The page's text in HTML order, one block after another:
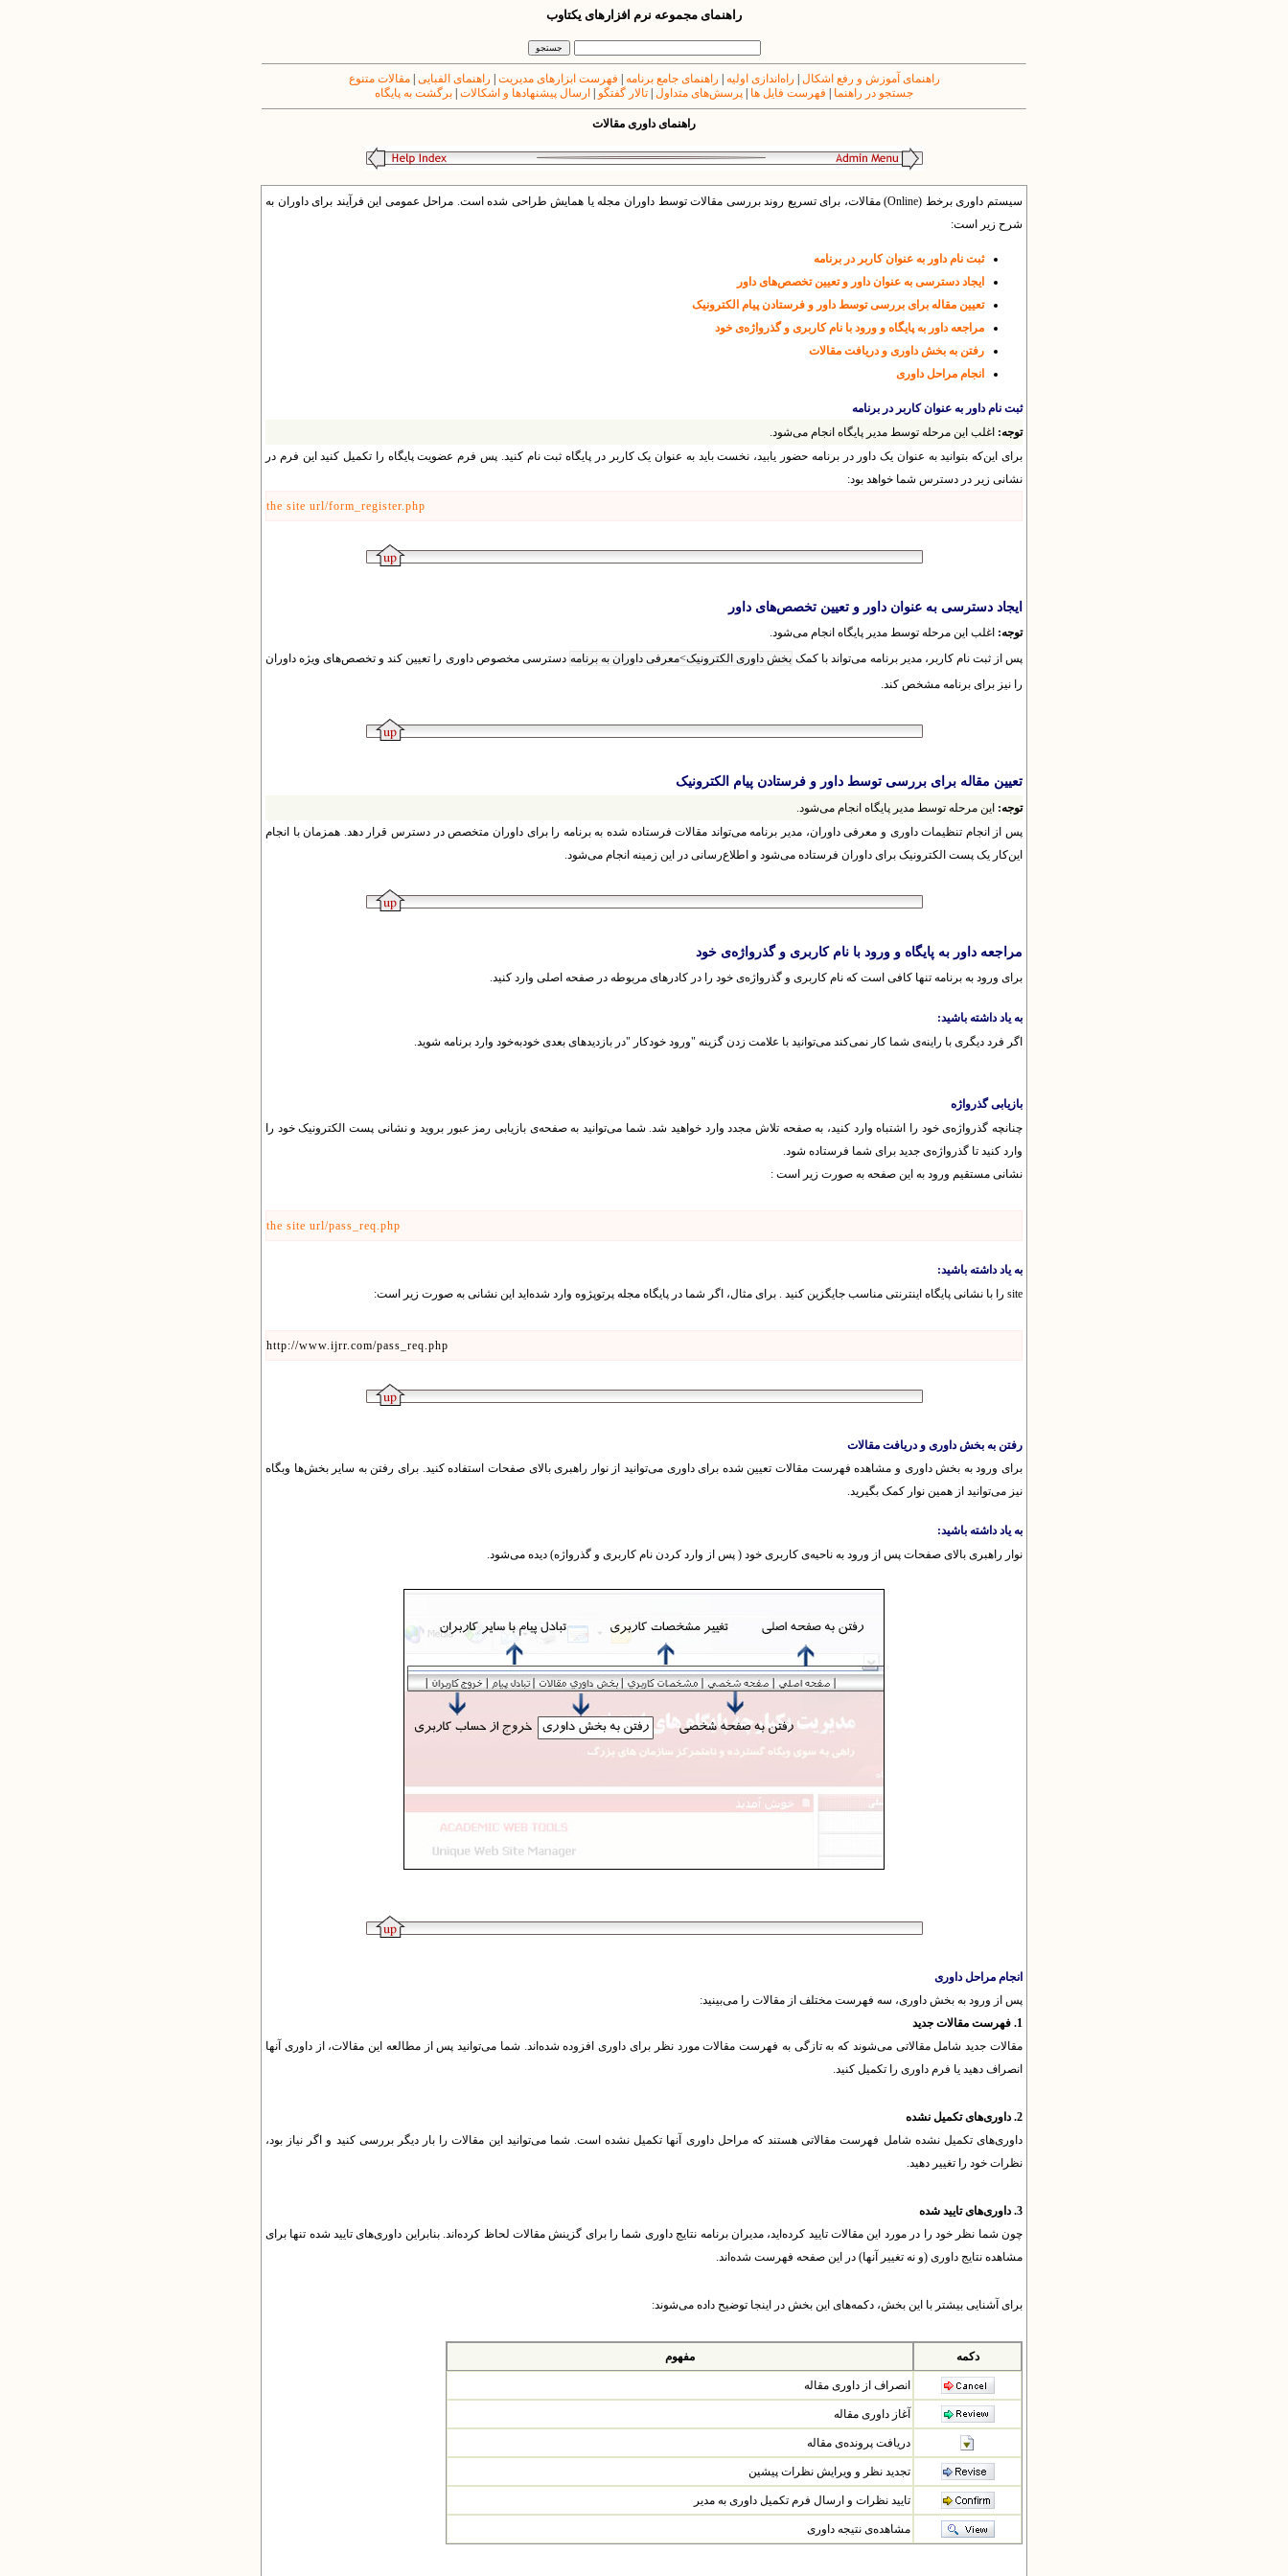
راهنمای مجموعه نرم افزارهای یکتاوب
راهنمای آموزش و رفع اشکال راه‌اندازی اولیه راهنمای جامع برنامه فهرست ابزارهای مدیریت راهنمای الفبایی |مقالات متنوع
جستجو در راهنما
فهرست فایل ها پرسش‌های متداول تالار گفتگو ارسال پیشنهادها و اشکالات برگشت به پایگاه
راهنمای داوری مقالات
سیستم داوری برخط (Online) مقالات، برای تسریع روند بررسی مقالات توسط داوران مجله یا همایش طراحی شده است. مراحل عمومی این فرآیند برای داوران به
شرح زیر است:
ثبت نام داور به عنوان کاربر در برنامه
ایجاد دسترسی به عنوان داور و تعیین تخصص‌های داور
تعیین مقاله برای بررسی توسط داور و فرستادن پیام الکترونیک
مراجعه داور به پایگاه و ورود با نام کاربری و گذرواژه‌ی خود
رفتن به بخش داوری و دریافت مقالات
انجام مراحل داوری
ثبت نام داور به عنوان کاربر در برنامه
توجه: اغلب این مرحله توسط مدیر پایگاه انجام می‌شود.
برای این‌که بتوانید به عنوان یک داور در برنامه حضور یابید، نخست باید به عنوان یک کاربر در پایگاه ثبت نام کنید. پس فرم عضویت پایگاه را تکمیل کنید این فرم در
نشانی زیر در دسترس شما خواهد بود:
the site url/form_register.php
ایجاد دسترسی به عنوان داور و تعیین تخصص‌های داور
توجه: اغلب این مرحله توسط مدیر پایگاه انجام می‌شود.
پس از ثبت نام کاربر، مدیر برنامه می‌تواند با کمک بخش داوری الکترونیک>معرفی داوران به برنامه دسترسی مخصوص داوری را تعیین کند و تخصص‌های ویژه داوران
را نیز برای برنامه مشخص کند.
تعیین مقاله برای بررسی توسط داور و فرستادن پیام الکترونیک
توجه: این مرحله توسط مدیر پایگاه انجام می‌شود.
پس از انجام تنظیمات داوری و معرفی داوران، مدیر برنامه می‌تواند مقالات فرستاده شده به برنامه را برای داوران متخصص در دسترس قرار دهد. همزمان با انجام
این‌کار یک پست الکترونیک برای داوران فرستاده می‌شود و اطلاع‌رسانی در این زمینه انجام می‌شود.
مراجعه داور به پایگاه و ورود با نام کاربری و گذرواژه‌ی خود
برای ورود به برنامه تنها کافی است که نام کاربری و گذرواژه‌ی خود را در کادر‌های مربوطه در صفحه اصلی وارد کنید.
به یاد داشته باشید:
اگر فرد دیگری با راینه‌ی شما کار نمی‌کند می‌توانید با علامت زدن گزینه "ورود خودکار "در بازدیدهای بعدی خودبه‌خود وارد برنامه شوید.
بازیابی گذرواژه
چنانچه گذرواژه‌ی خود را اشتباه وارد کنید، به صفحه تلاش مجدد وارد خواهید شد. شما می‌توانید به صفحه‌ی بازیابی رمز عبور بروید و نشانی پست الکترونیک خود را
وارد کنید تا گذرواژه‌ی جدید برای شما فرستاده شود.
نشانی مستقیم ورود به این صفحه به صورت زیر است :
the site url/pass_req.php
به یاد داشته باشید:
site را با نشانی پایگاه اینترنتی مناسب جایگزین کنید . برای مثال، اگر شما در پایگاه مجله پرتو‌پژوه وارد شده‌اید این نشانی به صورت زیر است:
http://www.ijrr.com/pass_req.php
رفتن به بخش داوری و دریافت مقالات
برای ورود به بخش داوری و مشاهده فهرست مقالات تعیین شده برای داوری می‌توانید از نوار راهبری بالای صفحات استفاده کنید. برای رفتن به سایر بخش‌ها وبگاه
نیز می‌توانید از همین نوار کمک بگیرید.
به یاد داشته باشید:
نوار راهبری بالای صفحات پس از ورود به ناحیه‌ی کاربری خود ( پس از وارد کردن نام کاربری و گذرواژه) دیده می‌شود.
انجام مراحل داوری
پس از ورود به بخش داوری، سه فهرست مختلف از مقالات را می‌بینید:
1. فهرست مقالات جدید
مقالات جدید شامل مقالاتی می‌شوند که به تازگی به فهرست مقالات مورد نظر برای داوری افزوده شده‌اند. شما می‌توانید پس از مطالعه این مقالات، از داوری آنها
انصراف دهید یا فرم داوری را تکمیل کنید.
2. داوری‌های تکمیل نشده
داوری‌های تکمیل نشده شامل فهرست مقالاتی هستند که مراحل داوری آنها تکمیل نشده است. شما می‌توانید این مقالات را بار دیگر بررسی کنید و اگر نیاز بود،
نظرات خود را تغییر دهید.
3. داوری‌های تایید شده
چون شما نظر خود را در مورد این مقالات تایید کرده‌اید، مدیران برنامه نتایج داوری شما را برای گزینش مقالات لحاظ کرده‌اند. بنابراین داوری‌های تایید شده تنها برای
مشاهده نتایج داوری (و نه تغییر آنها) در این صفحه فهرست شده‌اند.
برای آشنایی بیشتر با این بخش، دکمه‌های این بخش در اینجا توضیح داده‌ می‌شوند:
دکمه مفهوم
انصراف از داوری مقاله
آغاز داوری مقاله
دریافت پرونده‌ی مقاله
تجدید نظر و ویرایش نظرات پیشین
تایید نظرات و ارسال فرم تکمیل داوری به مدیر
مشاهده‌ی نتیجه داوری